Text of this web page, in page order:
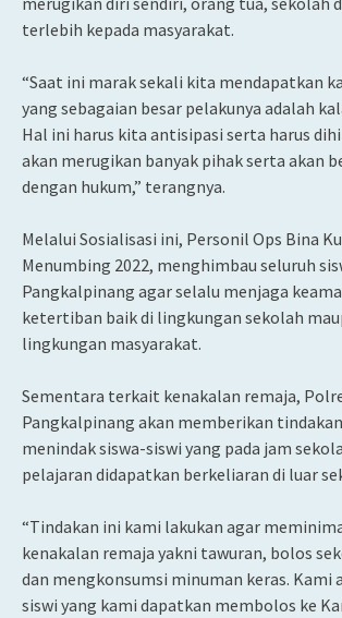
terlebih kepada masyarakat.
“Saat ini marak sekali kita mendapatkan
yang sebagaian besar pelakunya adalah
Hal ini harus kita antisipasi serta harus
akan merugikan banyak pihak serta akan
dengan hukum,” terangnya.
Melalui Sosialisasi ini, Personil Ops Bina
Menumbing 2022, menghimbau seluruh
Pangkalpinang agar selalu menjaga
ketertiban baik di lingkungan sekolah
lingkungan masyarakat.
Sementara terkait kenakalan remaja,
Pangkalpinang akan memberikan
menindak siswa-siswi yang pada jam
pelajaran didapatkan berkeliaran di luar
“Tindakan ini kami lakukan agar
kenakalan remaja yakni tawuran, bolos
dan mengkonsumsi minuman keras. Kami
siswi yang kami dapatkan membolos ke